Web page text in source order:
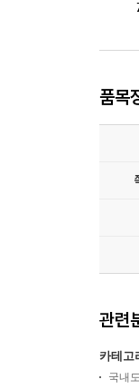
품목
관련
카테고
국내